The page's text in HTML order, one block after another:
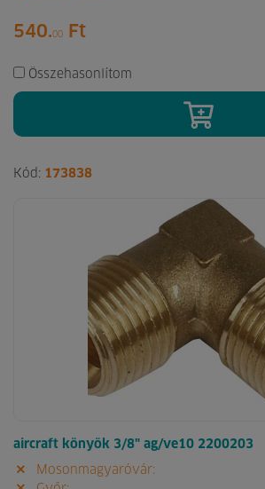
540.00 Ft
Összehasonlítom
Kód: 173838
aircraft könyök 3/8" ag/ve10 2200203
Mosonmagyaróvár: